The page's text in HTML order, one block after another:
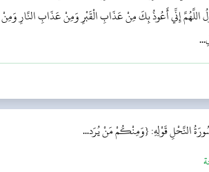
اللَّهُمَّ إِنِّي أَعُوذُ بِكَ مِنْ عَذَابِ الْقَبْرِ وَمِنْ عَذَابِ النَّارِ وَمِنْ
النَّحْلِ قَوْلِهِ: {وَمِنْكُمْ مَنْ يُرَد...